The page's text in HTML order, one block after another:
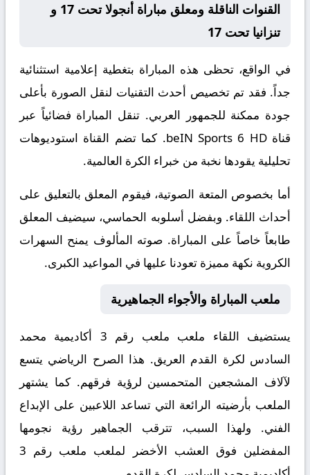
القنوات الناقلة ومعلق مباراة أنجولا تحت 17 و
تنزانيا تحت 17
في الواقع، تحظى هذه المباراة بتغطية إعلامية استثنائية
جداً. فقد تم تخصيص أحدث التقنيات لنقل الصورة بأعلى
جودة ممكنة للجمهور العربي. تنقل المباراة فضائياً عبر
قناةbeIN Sports 6 HD. كما تضم القناة استوديوهات
تحليلية يقودها نخبة من خبراء الكرة العالمية.
أما بخصوص المتعة الصوتية، فيقوم المعلق بالتعليق على
أحداث اللقاء. وبفضل أسلوبه الحماسي، سيضيف المعلق
طابعاً خاصاً على المباراة. صوته المألوف يمنح السهرات
الكروية نكهة مميزة تعودنا عليها في المواعيد الكبرى.
ملعب المباراة والأجواء الجماهيرية
يستضيف اللقاء ملعب
ملعب رقم 3 أكاديمية محمد
السادس لكرة القدم العريق. هذا الصرح الرياضي يتسع
لآلاف المشجعين المتحمسين لرؤية فرقهم. كما يشتهر
الملعب بأرضيته الرائعة التي تساعد اللاعبين على الإبداع
الفني. ولهذا السبب، تترقب الجماهير رؤية نجومها
المفضلين فوق العشب الأخضر لملعب ملعب رقم 3